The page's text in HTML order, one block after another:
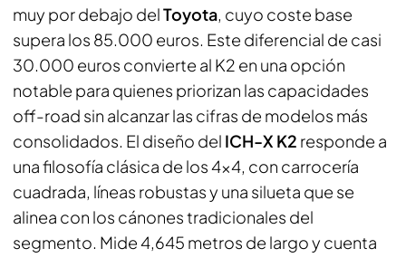
muy por debajo delToyota, cuyo coste base
supera los 85.000 euros. Este diferencial de casi
30.000 euros convierte al K2 en una opción
notable para quienes priorizan las capacidades
off-road sin alcanzar las cifras de modelos más
consolidados. El diseño del ICH-X K2 responde a
una filosofía clásica de los 4x4, con carrocería
cuadrada, líneas robustas y una silueta que se
alinea con los cánones tradicionales del
segmento. Mide 4,645 metros de largo y cuenta